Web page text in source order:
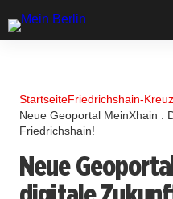
StartseiteFriedrichshain-
Neue Geoportal MeinXhain :
Friedrichshain!
Neue